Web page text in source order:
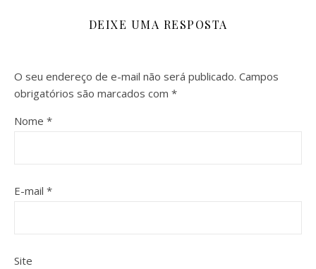
DEIXE UMA RESPOSTA
O seu endereço de e-mail não será publicado. Campos
obrigatórios são marcados com *
Nome *
E-mail *
Site